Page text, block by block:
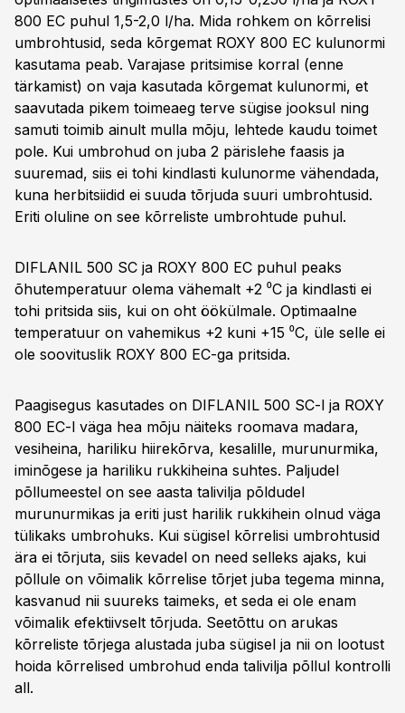
800 EC puhul 1,5-2,0 l/ha. Mida rohkem on kõrrelisi
umbrohtusid, seda kõrgemat ROXY 800 EC kulunormi
kasutama peab. Varajase pritsimise korral (enne
tärkamist) on vaja kasutada kõrgemat kulunormi, et
saavutada pikem toimeaeg terve sügise jooksul ning
samuti toimib ainult mulla mõju, lehtede kaudu toimet
pole. Kui umbrohud on juba 2 pärislehe faasis ja
suuremad, siis ei tohi kindlasti kulunorme vähendada,
kuna herbitsiidid ei suuda tõrjuda suuri umbrohtusid.
Eriti oluline on see kõrreliste umbrohtude puhul.
DIFLANIL 500 SC ja ROXY 800 EC puhul peaks
õhutemperatuur olema vähemalt +2 ⁰C ja kindlasti ei
tohi pritsida siis, kui on oht öökülmale. Optimaalne
temperatuur on vahemikus +2 kuni +15 ⁰C, üle selle ei
ole soovituslik ROXY 800 EC-ga pritsida.
Paagisegus kasutades on DIFLANIL 500 SC-l ja ROXY
800 EC-l väga hea mõju näiteks roomava madara,
vesiheina, hariliku hiirekõrva, kesalille, murunurmika,
iminõgese ja hariliku rukkiheina suhtes. Paljudel
põllumeestel on see aasta talivilja põldudel
murunurmikas ja eriti just harilik rukkihein olnud väga
tülikaks umbrohuks. Kui sügisel kõrrelisi umbrohtusid
ära ei tõrjuta, siis kevadel on need selleks ajaks, kui
põllule on võimalik kõrrelise tõrjet juba tegema minna,
kasvanud nii suureks taimeks, et seda ei ole enam
võimalik efektiivselt tõrjuda. Seetõttu on arukas
kõrreliste tõrjega alustada juba sügisel ja nii on lootust
hoida kõrrelised umbrohud enda talivilja põllul kontrolli
all.